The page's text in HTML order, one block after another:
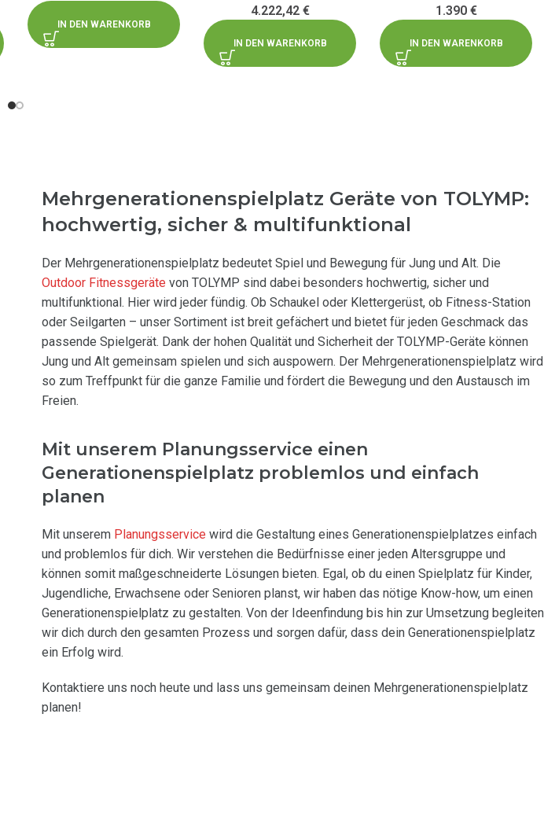
IN DEN WARENKORB
4.222,42 €
IN DEN WARENKORB
1.390 €
IN DEN WARENKORB
Mehrgenerationenspielplatz Geräte von TOLYMP:
hochwertig, sicher & multifunktional
Der Mehrgenerationenspielplatz bedeutet Spiel und Bewegung für Jung und Alt. Die
Outdoor Fitnessgeräte von TOLYMP sind dabei besonders hochwertig, sicher und
multifunktional. Hier wird jeder fündig. Ob Schaukel oder Klettergerüst, ob Fitness-Station
oder Seilgarten – unser Sortiment ist breit gefächert und bietet für jeden Geschmack das
passende Spielgerät. Dank der hohen Qualität und Sicherheit der TOLYMP-Geräte können
Jung und Alt gemeinsam spielen und sich auspowern. Der Mehrgenerationenspielplatz wird
so zum Treffpunkt für die ganze Familie und fördert die Bewegung und den Austausch im
Freien.
Mit unserem Planungsservice einen
Generationenspielplatz problemlos und einfach
planen
Mit unserem Planungsservice wird die Gestaltung eines Generationenspielplatzes einfach
und problemlos für dich. Wir verstehen die Bedürfnisse einer jeden Altersgruppe und
können somit maßgeschneiderte Lösungen bieten. Egal, ob du einen Spielplatz für Kinder,
Jugendliche, Erwachsene oder Senioren planst, wir haben das nötige Know-how, um einen
Generationenspielplatz zu gestalten. Von der Ideenfindung bis hin zur Umsetzung begleiten
wir dich durch den gesamten Prozess und sorgen dafür, dass dein Generationenspielplatz
ein Erfolg wird.
Kontaktiere uns noch heute und lass uns gemeinsam deinen Mehrgenerationenspielplatz
planen!